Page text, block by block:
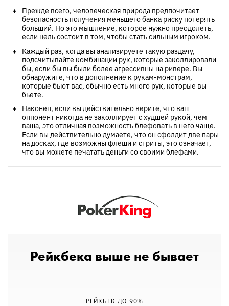
Прежде всего, человеческая природа предпочитает
безопасность получения меньшего банка риску потерять
больший. Но это мышление, которое нужно преодолеть,
если цель состоит в том, чтобы стать сильным игроком.
Каждый раз, когда вы анализируете такую раздачу,
подсчитывайте комбинации рук, которые заколлировали
бы, если бы вы были более агрессивны на ривере. Вы
обнаружите, что в дополнение к рукам-монстрам,
которые бьют вас, обычно есть много рук, которые вы
бьете.
Наконец, если вы действительно верите, что ваш
оппонент никогда не заколлирует с худшей рукой, чем
ваша, это отличная возможность блефовать в него чаще.
Если вы действительно думаете, что он сфолдит две пары
на досках, где возможны флеши и стриты, это означает,
что вы можете печатать деньги со своими блефами.
Рейкбека выше не бывает
РЕЙКБЕК ДО 90%